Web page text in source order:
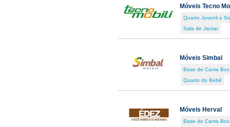
Móveis Tecno
Quarto Juvenil e
Sala de Jantar
Móveis Simbal
Base de Cama Box
Quarto do Bebê
Móveis Herval
Base de Cama Box